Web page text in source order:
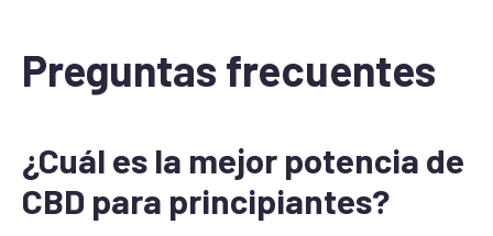
Preguntas frecuentes
¿Cuál es la mejor potencia de
CBD para principiantes?